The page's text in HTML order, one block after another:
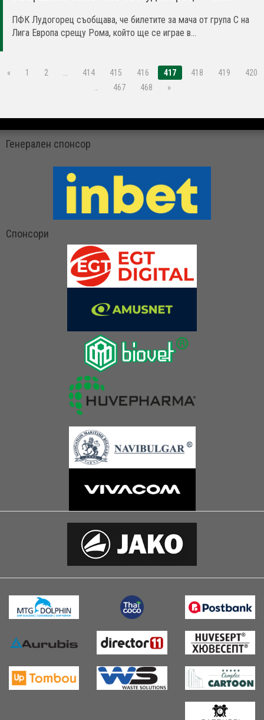
ПФК Лудогорец съобщава, че билетите за мача от група С на
Лига Европа срещу Рома, който ще се играе в...
« 1 2 … 414 415 416 417 418 419
420
…
467 468 »
Генерален спонсор
Спонсори